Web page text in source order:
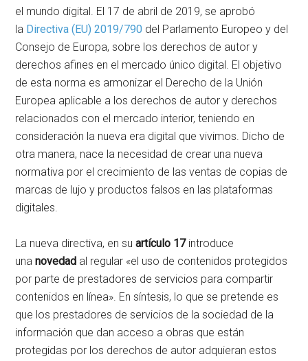
el mundo digital. El 17 de abril de 2019, se aprobó
la Directiva (EU) 2019/790 del Parlamento Europeo y del
Consejo de Europa, sobre los derechos de autor y
derechos afines en el mercado único digital. El objetivo
de esta norma es armonizar el Derecho de la Unión
Europea aplicable a los derechos de autor y derechos
relacionados con el mercado interior, teniendo en
consideración la nueva era digital que vivimos. Dicho de
otra manera, nace la necesidad de crear una nueva
normativa por el crecimiento de las ventas de copias de
marcas de lujo y productos falsos en las plataformas
digitales.
La nueva directiva, en suartículo 17introduce
unanovedad al regular «el uso de contenidos protegidos
por parte de prestadores de servicios para compartir
contenidos en línea». En síntesis, lo que se pretende es
que los prestadores de servicios de la sociedad de la
información que dan acceso a obras que están
protegidas por los derechos de autor adquieran estos